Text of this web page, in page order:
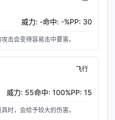
威力: -命中: -%PP: 30
击会变得容易击中要害。
飞行
威力: 55命中: 100%PP: 15
时，会给予较大的伤害。